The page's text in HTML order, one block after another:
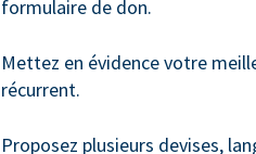
formulaire de don.
Mettez en évidence votre
récurrent.
Proposez plusieurs devises,